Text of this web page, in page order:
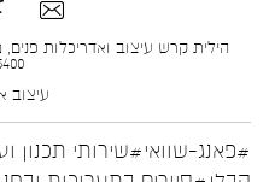
עיצוב
#פאנג-שוואי#שירותי תכנון